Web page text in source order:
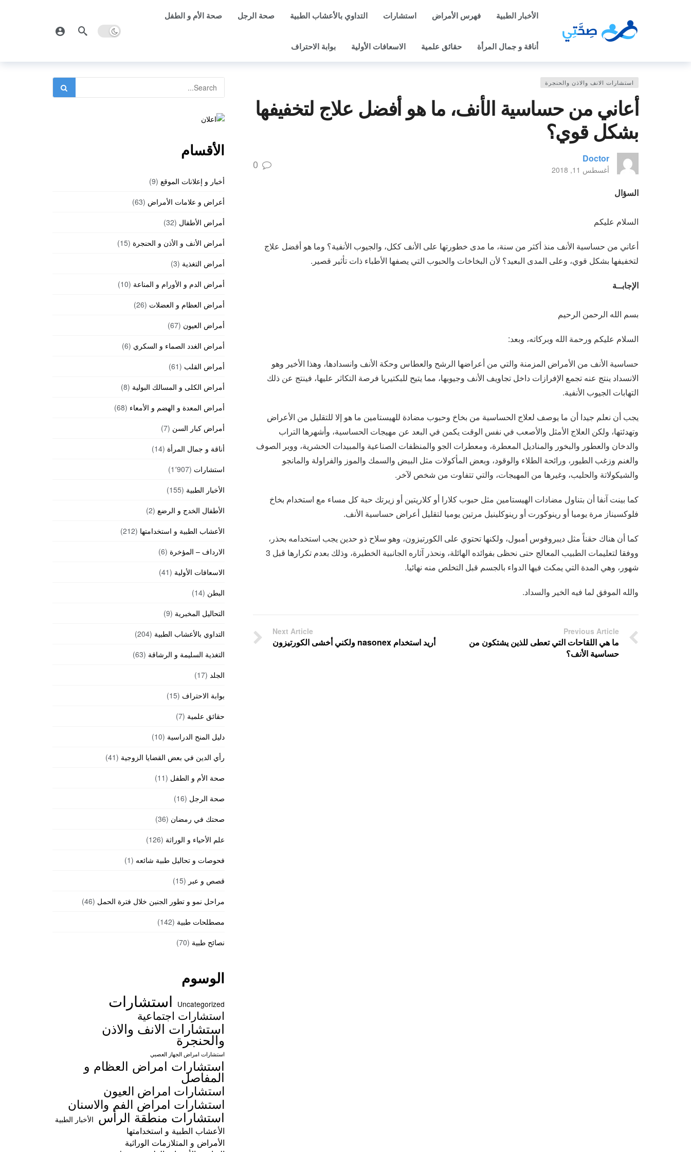
الأخبار الطبية فهرس الأمراض استشارات التداوي بالأعشاب الطبية صحة الرجل صحة الأم و الطفل
أناقة و جمال المرأة حقائق علمية الاسعافات الأولية بوابة الاحتراف
استشارات الانف والاذن والحنجرة
أعاني من حساسية الأنف، ما هو أفضل علاج لتخفيفها
بشكل قوي؟
Doctor
أغسطس 11, 2018 0
السؤال
السلام عليكم
أعاني من حساسية الأنف منذ أكثر من سنة، ما مدى خطورتها على الأنف ككل، والجيوب الأنفية؟ وما هو أفضل علاج
لتخفيفها بشكل قوي، وعلى المدى البعيد؟ لأن البخاخات والحبوب التي يصفها الأطباء ذات تأثير قصير.
الإجابــة
بسم الله الرحمن الرحيم
السلام عليكم ورحمة الله وبركاته، وبعد:
حساسية الأنف من الأمراض المزمنة والتي من أعراضها الرشح والعطاس وحكة الأنف وانسدادها، وهذا الأخير وهو
الانسداد ينتج عنه تجمع الإفرازات داخل تجاويف الأنف وجيوبها، مما يتيح للبكتيريا فرصة التكاثر عليها، فينتج عن ذلك
التهابات الجيوب الأنفية.
يجب أن نعلم جيدا أن ما يوصف لعلاج الحساسية من بخاخ وحبوب مضادة للهيستامين ما هو إلا للتقليل من الأعراض
وتهدئتها، ولكن العلاج الأمثل والأصعب في نفس الوقت يكمن في البعد عن مهيجات الحساسية، وأشهرها التراب
والدخان والعطور والبخور والمناديل المعطرة، ومعطرات الجو والمنظفات الصناعية والمبيدات الحشرية، ووبر الصوف
والغنم وزغب الطيور، ورائحة الطلاء والوقود، وبعض المأكولات مثل البيض والسمك والموز والفراولة والمانجو
والشيكولاتة والحليب، وغيرها من المهيجات، والتي تتفاوت من شخص لآخر.
كما بينت آنفا أن بتناول مضادات الهيستامين مثل حبوب كلارا أو كلاريتين أو زيرتك حبة كل مساء مع استخدام بخاخ
فلوكسيناز مرة يوميا أو رينوكورت أو رينوكلينيل مرتين يوميا لتقليل أعراض حساسية الأنف.
كما أن هناك حقناً مثل ديبروفوس أمبول، ولكنها تحتوي على الكورتيزون، وهو سلاح ذو حدين يجب استخدامه بحذر،
ووفقا لتعليمات الطبيب المعالج حتى نحظى بفوائده الهائلة، ونحذر آثاره الجانبية الخطيرة، وذلك بعدم تكرارها قبل 3
شهور، وهي المدة التي يمكث فيها الدواء بالجسم قبل التخلص منه نهائيا.
والله الموفق لما فيه الخير والسداد.
Previous Article
ما هي اللقاحات التي تعطى للذين يشتكون من
حساسية الأنف؟
Next Article
أريد استخدام nasonex ولكني أخشى الكورتيزون
الأقسام
أخبار و إعلانات الموقع (9)
أعراض و علامات الأمراض (63)
أمراض الأطفال (32)
أمراض الأنف و الأذن و الحنجرة (15)
أمراض التغذية (3)
أمراض الدم و الأورام و المناعة (10)
أمراض العظام و العضلات (26)
أمراض العيون (67)
أمراض الغدد الصماء و السكري (6)
أمراض القلب (61)
أمراض الكلى و المسالك البولية (8)
أمراض المعدة و الهضم و الأمعاء (68)
أمراض كبار السن (7)
أناقة و جمال المرأة (14)
استشارات (1٬907)
الأخبار الطبية (155)
الأطفال الخدج و الرضع (2)
الأعشاب الطبية و استخدامتها (212)
الارداف – المؤخرة (6)
الاسعافات الأولية (41)
البطن (14)
التحاليل المخبرية (9)
التداوي بالأعشاب الطبية (204)
التغذية السليمة و الرشاقة (63)
الجلد (17)
بوابة الاحتراف (15)
حقائق علمية (7)
دليل المنح الدراسية (10)
رأي الدين في بعض القضايا الزوجية (41)
صحة الأم و الطفل (11)
صحة الرجل (16)
صحتك في رمضان (36)
علم الأحياء و الوراثة (126)
فحوصات و تحاليل طبية شائعه (1)
قصص و عبر (15)
مراحل نمو و تطور الجنين خلال فترة الحمل (46)
مصطلحات طبية (142)
نصائح طبية (70)
الوسوم
Uncategorized استشارات
استشارات اجتماعية
استشارات الانف والاذن
والحنجرة
استشارات امراض الجهاز العصبي
استشارات امراض العظام و
المفاصل
استشارات امراض العيون
استشارات امراض الفم والاسنان
استشارات منطقة الرأس الأخبار الطبية
الأعشاب الطبية و استخدامتها
الأمراض و المتلازمات الوراثية